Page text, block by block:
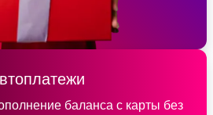
баланса с карты без